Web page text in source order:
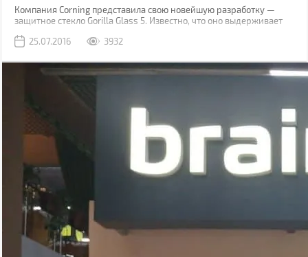
Компания Corning представила свою новейшую разработку —
защитное стекло Gorilla Glass 5. Известно, что оно выдерживает
Как правило, большинство из них происходит при фотосессиях
25.07.2016 3932